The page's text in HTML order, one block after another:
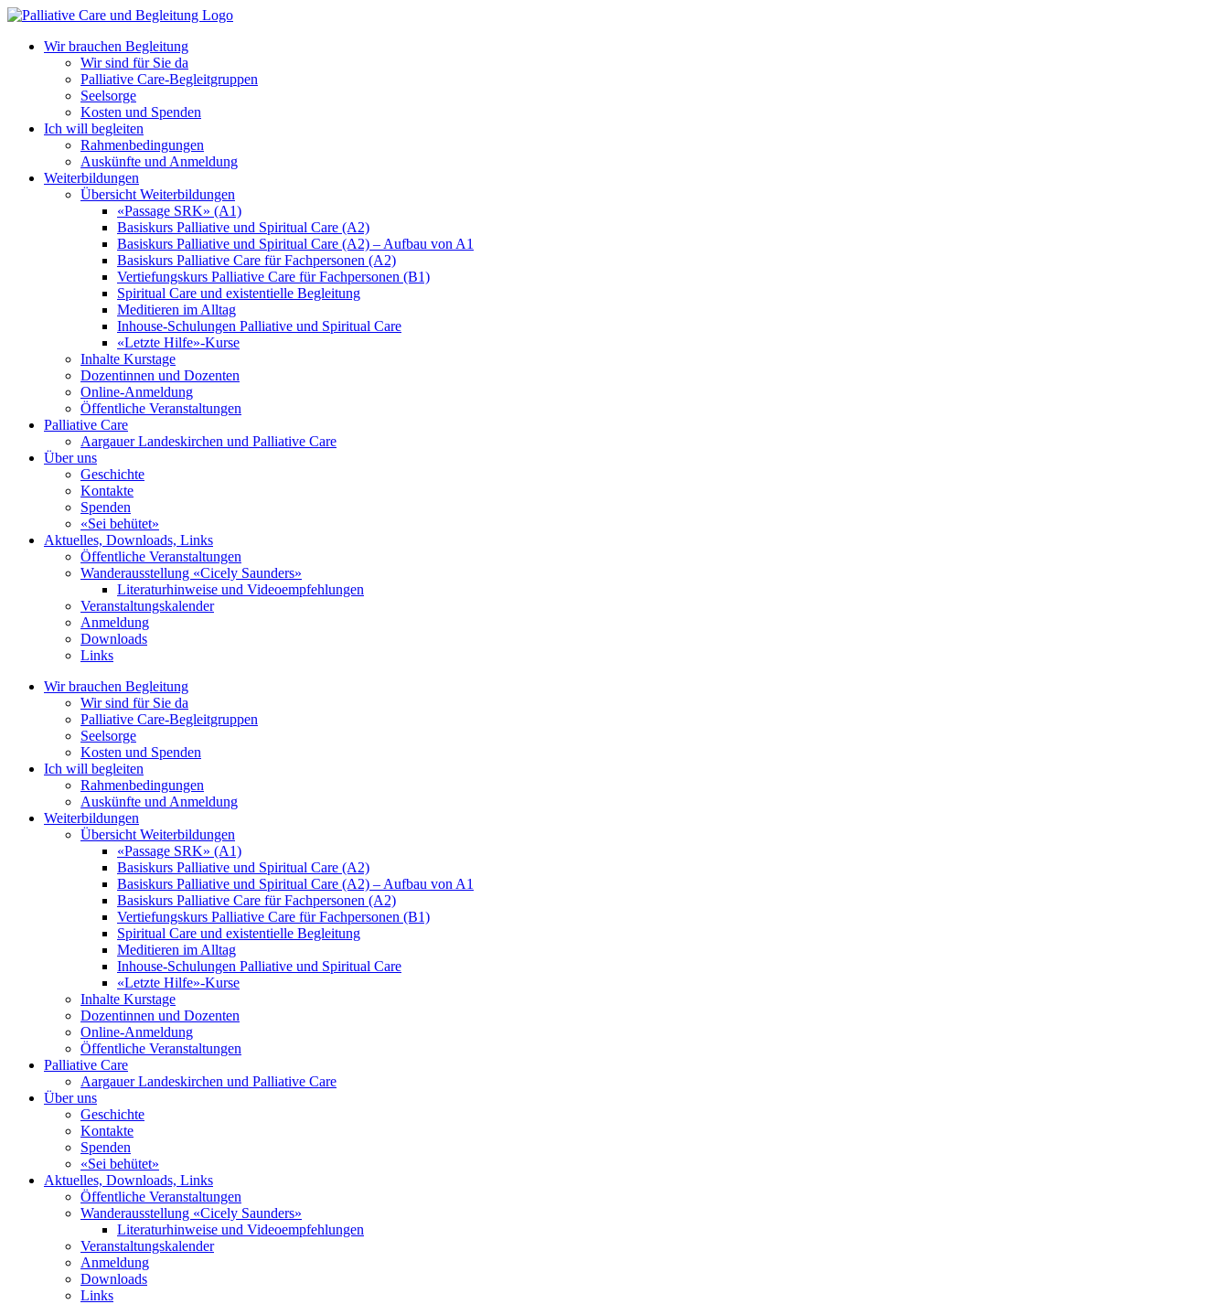
Zum
springenWir brauchen Begleitung
Wir sind für Sie da
Palliative Care-Begleitgruppen
Seelsorge
Kosten und Spenden
Ich will begleiten
Rahmenbedingungen
Auskünfte und Anmeldung
Weiterbildungen
Übersicht Weiterbildungen
«Passage SRK» (A1)
Basiskurs Palliative und Spiritual Care (A2)
Basiskurs Palliative und Spiritual Care (A2) – Aufbau von A1
Basiskurs Palliative Care für Fachpersonen (A2)
Vertiefungskurs Palliative Care für Fachpersonen (B1)
Spiritual Care und existentielle Begleitung
Meditieren im Alltag
Inhouse-Schulungen Palliative und Spiritual Care
«Letzte Hilfe»-Kurse
Inhalte Kurstage
Dozentinnen und Dozenten
Online-Anmeldung
Öffentliche Veranstaltungen
Palliative Care
Aargauer Landeskirchen und Palliative Care
Über uns
Geschichte
Kontakte
Spenden
«Sei behütet»
Aktuelles, Downloads, Links
Öffentliche Veranstaltungen
Wanderausstellung «Cicely Saunders»
Literaturhinweise und Videoempfehlungen
Veranstaltungskalender
Anmeldung
Downloads
Links
Wir brauchen Begleitung
Wir sind für Sie da
Palliative Care-Begleitgruppen
Seelsorge
Kosten und Spenden
Ich will begleiten
Rahmenbedingungen
Auskünfte und Anmeldung
Weiterbildungen
Übersicht Weiterbildungen
«Passage SRK» (A1)
Basiskurs Palliative und Spiritual Care (A2)
Basiskurs Palliative und Spiritual Care (A2) – Aufbau von A1
Basiskurs Palliative Care für Fachpersonen (A2)
Vertiefungskurs Palliative Care für Fachpersonen (B1)
Spiritual Care und existentielle Begleitung
Meditieren im Alltag
Inhouse-Schulungen Palliative und Spiritual Care
«Letzte Hilfe»-Kurse
Inhalte Kurstage
Dozentinnen und Dozenten
Online-Anmeldung
Öffentliche Veranstaltungen
Palliative Care
Aargauer Landeskirchen und Palliative Care
Über uns
Geschichte
Kontakte
Spenden
«Sei behütet»
Aktuelles, Downloads, Links
Öffentliche Veranstaltungen
Wanderausstellung «Cicely Saunders»
Literaturhinweise und Videoempfehlungen
Veranstaltungskalender
Anmeldung
Downloads
Links